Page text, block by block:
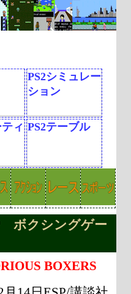
PS2シミュレー
ション
ィ PS2テーブル
ボクシングゲー
BOXERS